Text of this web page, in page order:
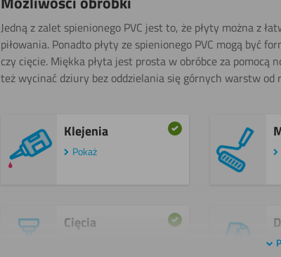
Jedną z zalet spienionego PVC jest to, że płyty można z
piłowania. Ponadto płyty ze spienionego PVC mogą być
czy cięcie. Miękka płyta jest prosta w obróbce za
też wycinać dziury bez oddzielania się górnych warstw od
Klejenia
Pokaż
Cięcia